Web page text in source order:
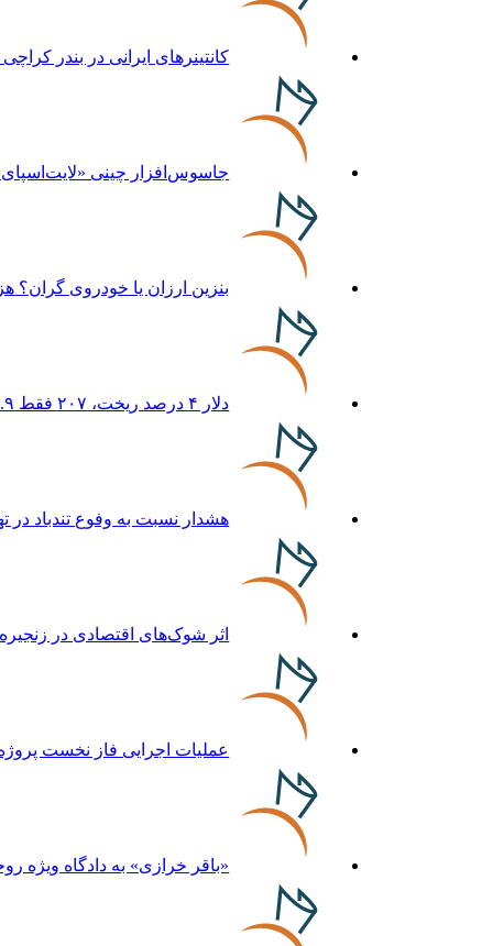
کانتینرهای ایرانی در بندر کراچی ترخیص می‌شود|
جاسوس‌افزار چینی «لایت‌اسپای»، قربانیان را در ۱۳
بنزین ارزان یا خودروی
دلار ۴ درصد ریخت، ۲۰۷ فقط ۲.۹ درصد / خودرو زیر فشار دلار کوتاه می‌آید؟
هشدار نسبت به وفوع تندباد در
اثر شوک‌های اقتصادی در زنجیره مرغ تا 22 ماه
عملیات اجرایی فاز نخست
«باقر خرازی» به دادگاه ویژه